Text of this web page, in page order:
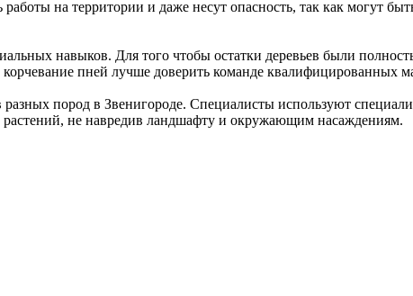
на территории и даже несут опасность, так как могут
навыков. Для того чтобы остатки деревьев были
пней лучше доверить команде квалифицированных
пород в Звенигороде. Специалисты используют
не навредив ландшафту и окружающим насаждениям.